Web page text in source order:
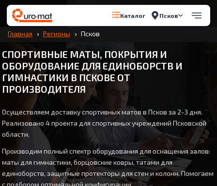
Каталог Псков
Главная Регионы Псков
СПОРТИВНЫЕ МАТЫ, ПОКРЫТИЯ И
ОБОРУДОВАНИЕ ДЛЯ ЕДИНОБОРСТВ И
ГИМНАСТИКИ В ПСКОВЕ ОТ
ПРОИЗВОДИТЕЛЯ
Осуществляем доставку спортивных матов в Псков за 2-3 дня.
Реализовано 4 проекта для спортивных учреждений Псковской
области.
Производим полный спектр оборудования для оснащения залов:
маты для гимнастики, борцовские ковры, татами для
единоборств, защитные протекторы для стен и колонн. Помогаем
с подбором оптимальной конфигурации.